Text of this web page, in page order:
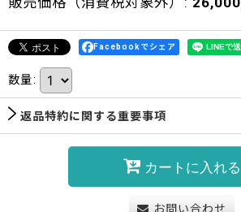
Facebookでシェア
数量:
返品特約に関する重要事項
カートに入れる
お問い合わせ